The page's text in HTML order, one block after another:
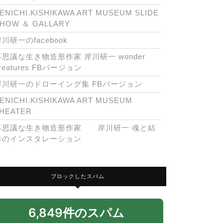
ART MUSEUM SLIDE
＆ GALLARY
川研一のfacebook
思議な生き物造形作家 岸川研一 wonder
FBバージョン
川研一のドローイング集 FBバージョン
ART MUSEUM
思議な生き物造形作家 岸川研一 魂と結
のインスタレーション
ブロックしたスパム
6,849件のスパム